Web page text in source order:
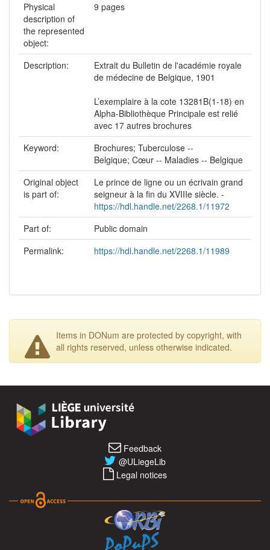
Physical
description of
the represented
object:
9 pages
Description:
Extrait du Bulletin de l'académie royale
de médecine de Belgique, 1901
L’exemplaire à la cote 13281B(1-18) en
Alpha-Bibliothèque Principale est relié
avec 17 autres brochures
Keyword:
Brochures; Tuberculose --
Belgique; Cœur -- Maladies -- Belgique
Original object
is part of:
Le prince de ligne ou un écrivain grand
seigneur à la fin du XVIIIe siècle. -
https://hdl.handle.net/2268.1/11972
Part of:
Public domain
Permalink:
https://hdl.handle.net/2268.1/11989
Items in DONum are protected by copyright, with
all rights reserved, unless otherwise indicated.
Feedback
@ULiegeLib
Legal notices